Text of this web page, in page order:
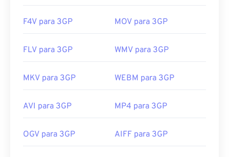
F4V para 3GP MOV para 3GP
FLV para 3GP WMV para 3GP
MKV para 3GP WEBM para 3GP
AVI para 3GP MP4 para 3GP
OGV para 3GP AIFF para 3GP